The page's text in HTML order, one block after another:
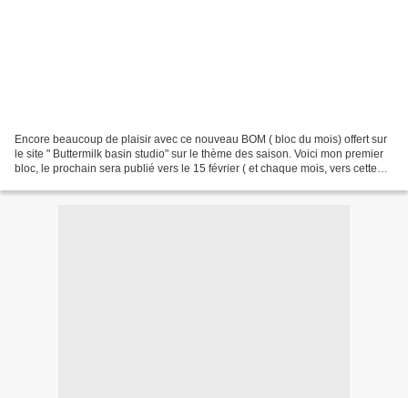
Encore beaucoup de plaisir avec ce nouveau BOM ( bloc du mois) offert sur
le site " Buttermilk basin studio" sur le thème des saison. Voici mon premier
bloc, le prochain sera publié vers le 15 février ( et chaque mois, vers cette